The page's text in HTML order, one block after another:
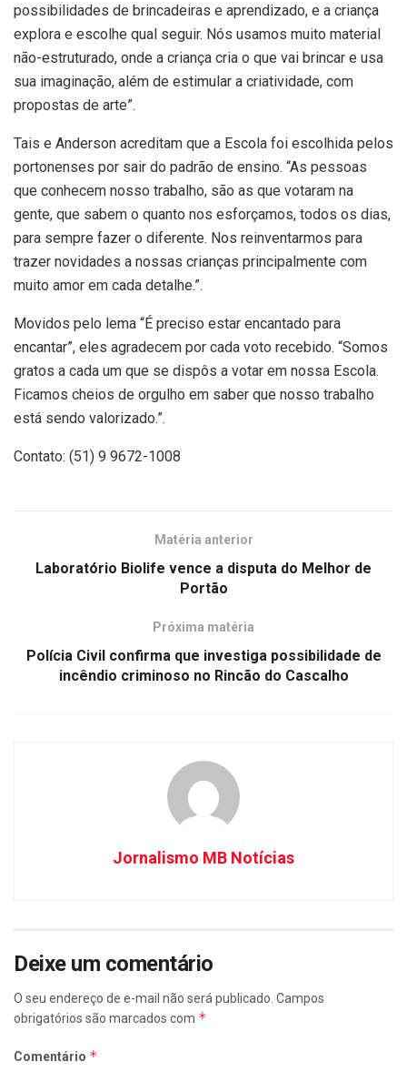
possibilidades de brincadeiras e aprendizado, e a criança
explora e escolhe qual seguir. Nós usamos muito material
não-estruturado, onde a criança cria o que vai brincar e usa
sua imaginação, além de estimular a criatividade, com
propostas de arte”.
Tais e Anderson acreditam que a Escola foi escolhida pelos
portonenses por sair do padrão de ensino. “As pessoas
que conhecem nosso trabalho, são as que votaram na
gente, que sabem o quanto nos esforçamos, todos os dias,
para sempre fazer o diferente. Nos reinventarmos para
trazer novidades a nossas crianças principalmente com
muito amor em cada detalhe.”.
Movidos pelo lema “É preciso estar encantado para
encantar”, eles agradecem por cada voto recebido. “Somos
gratos a cada um que se dispôs a votar em nossa Escola.
Ficamos cheios de orgulho em saber que nosso trabalho
está sendo valorizado.”.
Contato: (51) 9 9672-1008
Matéria anterior
Laboratório Biolife vence a disputa do Melhor de
Portão
Próxima matéria
Polícia Civil confirma que investiga possibilidade de
incêndio criminoso no Rincão do Cascalho
Jornalismo MB Notícias
Deixe um comentário
O seu endereço de e-mail não será publicado. Campos
obrigatórios são marcados com *
Comentário *